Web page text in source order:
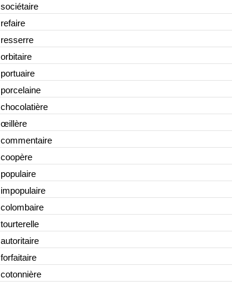
sociétaire
refaire
resserre
orbitaire
portuaire
porcelaine
chocolatière
œillère
commentaire
coopère
populaire
impopulaire
colombaire
tourterelle
autoritaire
forfaitaire
cotonnière